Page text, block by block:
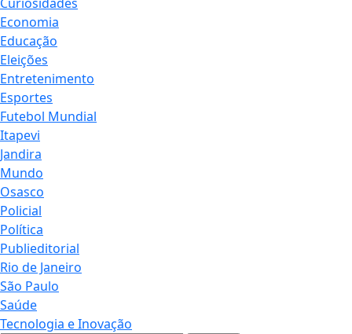
Economia
Educação
Eleições
Entretenimento
Esportes
Futebol Mundial
Itapevi
Jandira
Mundo
Osasco
Policial
Política
Publieditorial
Rio de Janeiro
São Paulo
Saúde
Tecnologia e Inovação